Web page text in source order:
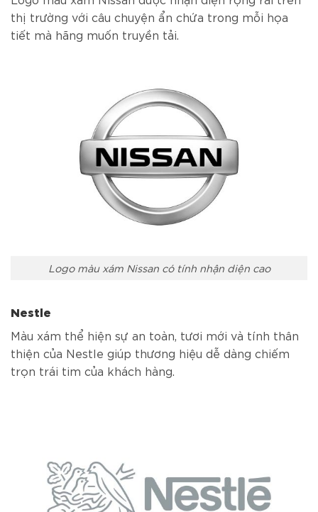
thị trường với câu chuyện ẩn chứa trong mỗi họa
tiết mà hãng muốn truyền tải.
Logo màu xám Nissan có tính nhận diện cao
Nestle
Màu xám thể hiện sự an toàn, tươi mới và tính thân
thiện của Nestle giúp thương hiệu dễ dàng chiếm
trọn trái tim của khách hàng.